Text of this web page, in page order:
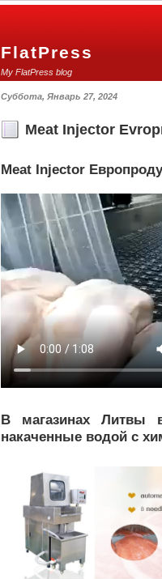
FlatPress
My FlatPress blog
Суббота, Январь 27, 2024
Meat Injector
Meat Injector
В магазинах Литвы
накаченные водой с